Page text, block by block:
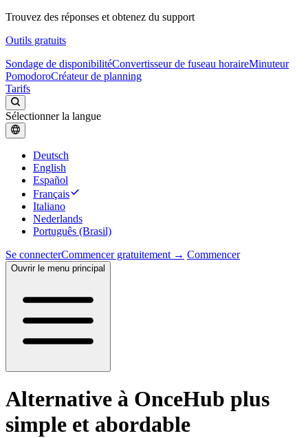
Trouvez des réponses et obtenez du support
Outils gratuits
Sondage de disponibilitéConvertisseur de fuseau horaireMinuteur
PomodoroCréateur de planning
Tarifs
Sélectionner la langue
Deutsch
English
Español
Français
Italiano
Nederlands
Português (Brasil)
Se connecterCommencer gratuitement → Commencer
Ouvrir le menu principal
Alternative à OnceHub plus
simple et abordable